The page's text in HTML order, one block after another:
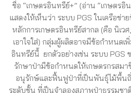
ชื่อ “เกษตรอินทรีย์+” (อ่าน “เกษตรอิ
แสดงให้เห็นว่า ระบบ PGS ในเครือข่
หลักการเกษตรอินทรีย์สากล (คือ นิเว
เอาใจใส่) กลุ่มผู้ผลิตอาจมีข้อกำหนดเ
อินทรีย์นี้ ยกตัวอย่างเช่น ระบบ PGS
รักษาป่ามีข้อกำหนดให้เกษตรกรสมา
อนุรักษ์และฟื้นฟูป่าที่เป็นพันธุ์ไม้พื้น
ระดับชั้น ที่เป็นจำลองสภาพป่าธรรมช